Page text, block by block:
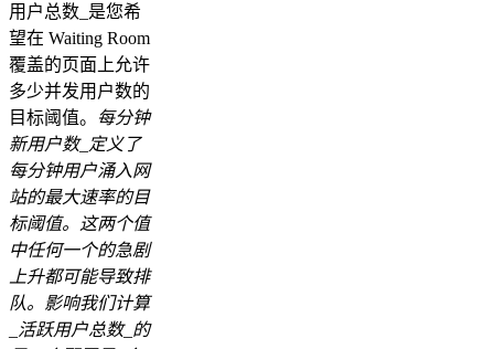
用户总数_是您希
望在 Waiting Room
覆盖的页面上允许
多少并发用户数的
目标阈值。
每分钟
新用户数_定义了
每分钟用户涌入网
站的最大速率的目
标阈值。这两个值
中任何一个的急剧
上升都可能导致排
队。影响我们计算
_活跃用户总数_的